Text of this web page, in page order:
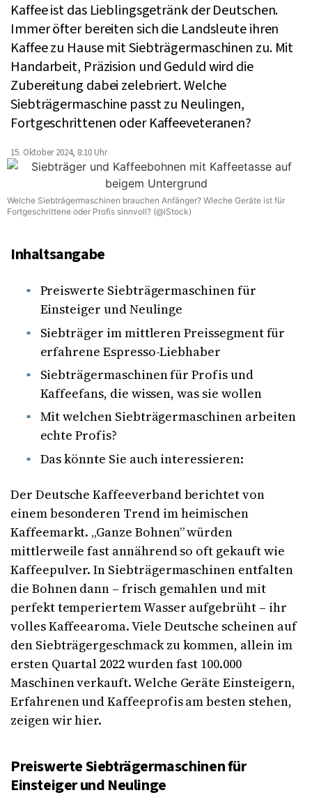
Kaffee ist das Lieblingsgetränk der Deutschen.
Immer öfter bereiten sich die Landsleute ihren
Kaffee zu Hause mit Siebträgermaschinen zu. Mit
Handarbeit, Präzision und Geduld wird die
Zubereitung dabei zelebriert. Welche
Siebträgermaschine passt zu Neulingen,
Fortgeschrittenen oder Kaffeeveteranen?
15. Oktober 2024, 8:10 Uhr
Welche Siebträgermaschinen brauchen Anfänger? Wleche Geräte ist für
Fortgeschrittene oder Profis sinnvoll? (@iStock)
Inhaltsangabe
Preiswerte Siebträgermaschinen für
Einsteiger und Neulinge
Siebträger im mittleren Preissegment für
erfahrene Espresso-Liebhaber
Siebträgermaschinen für Profis und
Kaffeefans, die wissen, was sie wollen
Mit welchen Siebträgermaschinen arbeiten
echte Profis?
Das könnte Sie auch interessieren:
Der Deutsche Kaffeeverband berichtet von
einem besonderen Trend im heimischen
Kaffeemarkt. „Ganze Bohnen” würden
mittlerweile fast annährend so oft gekauft wie
Kaffeepulver. In Siebträgermaschinen entfalten
die Bohnen dann – frisch gemahlen und mit
perfekt temperiertem Wasser aufgebrüht – ihr
volles Kaffeearoma. Viele Deutsche scheinen auf
den Siebträgergeschmack zu kommen, allein im
ersten Quartal 2022 wurden fast 100.000
Maschinen verkauft. Welche Geräte Einsteigern,
Erfahrenen und Kaffeeprofis am besten stehen,
zeigen wir hier.
Preiswerte Siebträgermaschinen für
Einsteiger und Neulinge